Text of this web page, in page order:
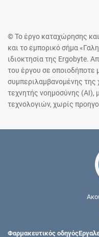
© Το έργο καταχώρησης
και το εμπορικό σήμα
ιδιοκτησία της Ergobyte.
του έργου σε
συμπεριλαμβανομένης της
τεχνητής νοημοσύνης (AI),
τεχνολογιών, χωρίς
Φαρμακευτικός οδηγός